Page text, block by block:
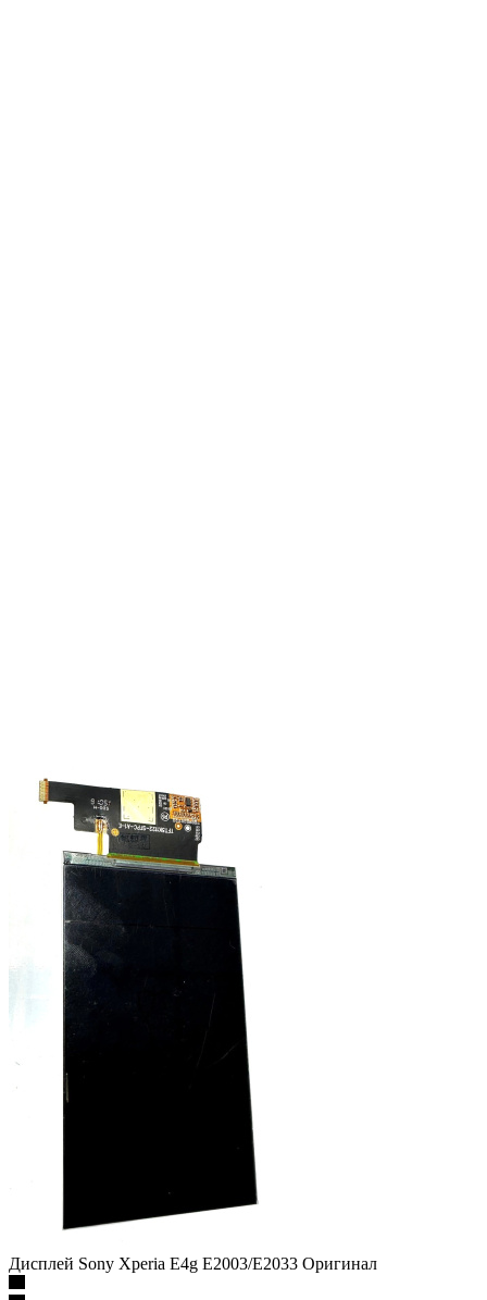
Дисплей Sony Xperia E4g E2003/E2033 Оригинал